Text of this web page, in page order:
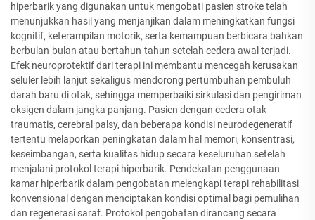
hiperbarik yang digunakan untuk mengobati pasien stroke telah
menunjukkan hasil yang menjanjikan dalam meningkatkan fungsi
kognitif, keterampilan motorik, serta kemampuan berbicara bahkan
berbulan-bulan atau bertahun-tahun setelah cedera awal terjadi.
Efek neuroprotektif dari terapi ini membantu mencegah kerusakan
seluler lebih lanjut sekaligus mendorong pertumbuhan pembuluh
darah baru di otak, sehingga memperbaiki sirkulasi dan pengiriman
oksigen dalam jangka panjang. Pasien dengan cedera otak
traumatis, cerebral palsy, dan beberapa kondisi neurodegeneratif
tertentu melaporkan peningkatan dalam hal memori, konsentrasi,
keseimbangan, serta kualitas hidup secara keseluruhan setelah
menjalani protokol terapi hiperbarik. Pendekatan penggunaan
kamar hiperbarik dalam pengobatan melengkapi terapi rehabilitasi
konvensional dengan menciptakan kondisi optimal bagi pemulihan
dan regenerasi saraf. Protokol pengobatan dirancang secara